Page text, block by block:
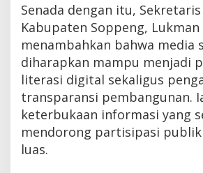
Senada dengan itu, Sekretaris
Kabupaten Soppeng, Lukman
menambahkan bahwa media
diharapkan mampu menjadi
literasi digital sekaligus
transparansi pembangunan.
keterbukaan informasi yang
mendorong partisipasi
luas.